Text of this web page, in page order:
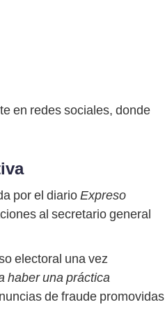
en redes sociales, donde
por el diarioExpreso
al secretario general
electoral una vez
haber una práctica
de fraude promovidas